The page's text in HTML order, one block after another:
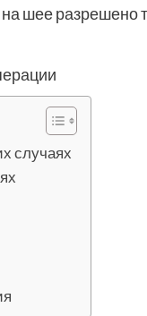
шее разрешено
случаях